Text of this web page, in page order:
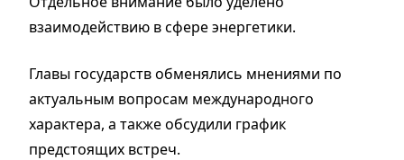
взаимодействию в сфере энергетики.
Главы государств обменялись мнениями по
актуальным вопросам международного
характера, а также обсудили график
предстоящих встреч.